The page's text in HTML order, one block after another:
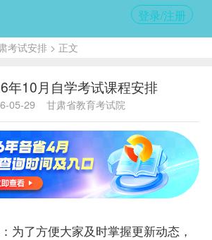
登录/注册
考试安排> 正文
年10月自学考试课程安排
05-29 甘肃省教育考试院
为了方便大家及时掌握更新动态，